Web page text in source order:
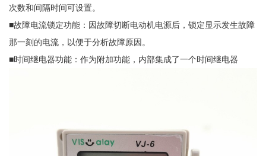
次数和间隔时间可设置。
■故障电流锁定功能：因故障切断电动机电源后，锁定显示发生故障
那一刻的电流，以便于分析故障原因。
■时间继电器功能：作为附加功能，内部集成了一个时间继电器